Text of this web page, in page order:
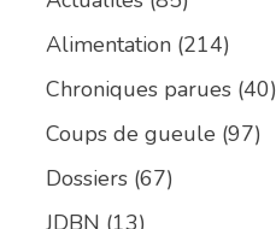
Alimentation (214)
Chroniques parues (40)
Coups de gueule (97)
Dossiers (67)
JDBN (13)